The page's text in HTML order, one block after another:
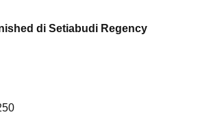
di Setiabudi Regency